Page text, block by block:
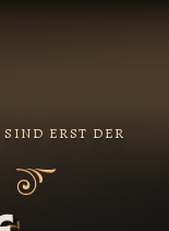
SIND ERST DER